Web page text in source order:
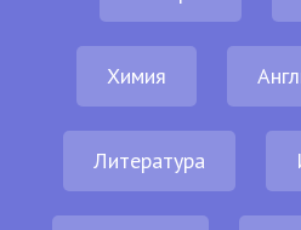
Химия
Литература